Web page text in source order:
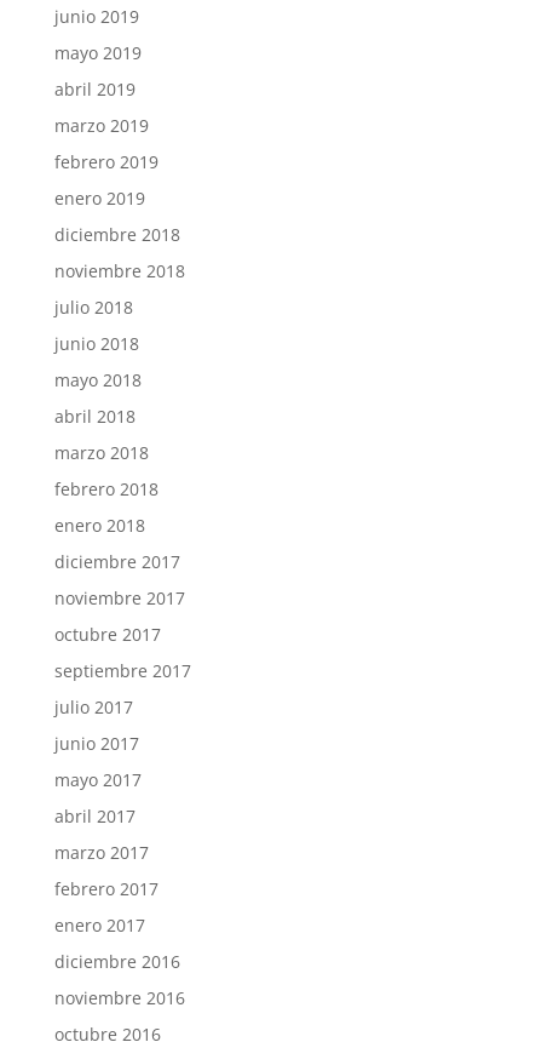
junio 2019
mayo 2019
abril 2019
marzo 2019
febrero 2019
enero 2019
diciembre 2018
noviembre 2018
julio 2018
junio 2018
mayo 2018
abril 2018
marzo 2018
febrero 2018
enero 2018
diciembre 2017
noviembre 2017
octubre 2017
septiembre 2017
julio 2017
junio 2017
mayo 2017
abril 2017
marzo 2017
febrero 2017
enero 2017
diciembre 2016
noviembre 2016
octubre 2016